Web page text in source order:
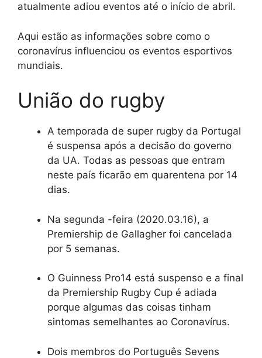
atualmente adiou eventos até o início de abril.
Aqui estão as informações sobre como o
coronavírus influenciou os eventos esportivos
mundiais.
União do rugby
A temporada de super rugby da Portugal
é suspensa após a decisão do governo
da UA. Todas as pessoas que entram
neste país ficarão em quarentena por 14
dias.
Na segunda -feira (2020.03.16), a
Premiership de Gallagher foi cancelada
por 5 semanas.
O Guinness Pro14 está suspenso e a final
da Premiership Rugby Cup é adiada
porque algumas das coisas tinham
sintomas semelhantes ao Coronavírus.
Dois membros do Português Sevens